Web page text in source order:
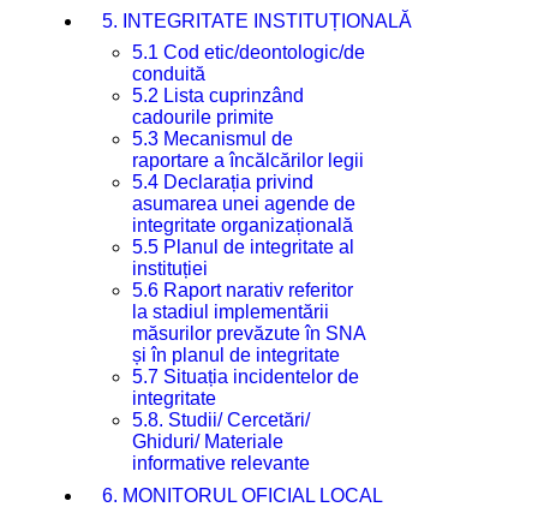
5. INTEGRITATE INSTITUȚIONALĂ
5.1 Cod etic/deontologic/de
conduită
5.2 Lista cuprinzând
cadourile primite
5.3 Mecanismul de
raportare a încălcărilor legii
5.4 Declarația privind
asumarea unei agende de
integritate organizațională
5.5 Planul de integritate al
instituției
5.6 Raport narativ referitor
la stadiul implementării
măsurilor prevăzute în SNA
și în planul de integritate
5.7 Situația incidentelor de
integritate
5.8. Studii/ Cercetări/
Ghiduri/ Materiale
informative relevante
6. MONITORUL OFICIAL LOCAL